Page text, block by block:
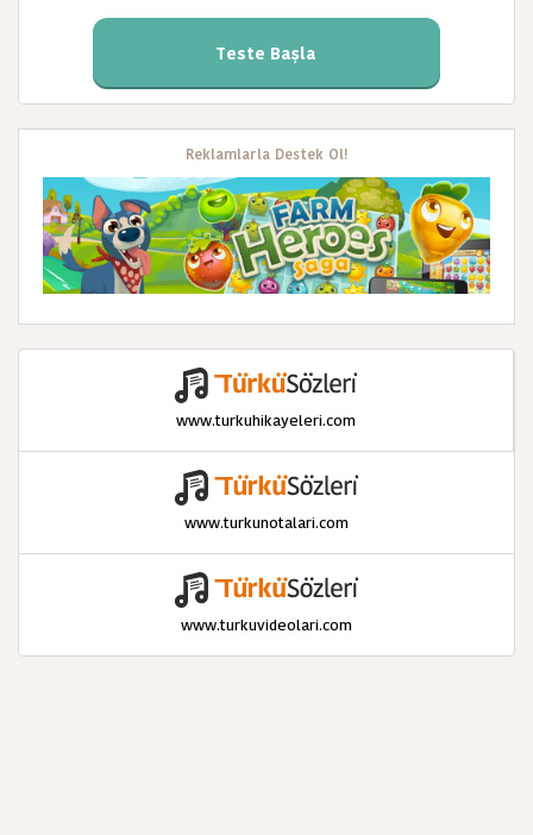
Teste Başla
Reklamlarla Destek Ol!
www.turkuhikayeleri.com
www.turkunotalari.com
www.turkuvideolari.com